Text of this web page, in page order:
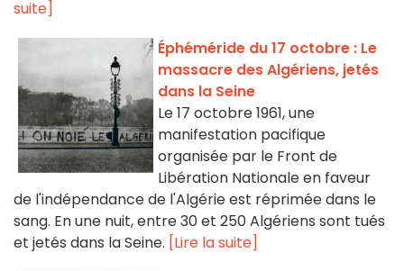
suite]
Éphéméride du 17 octobre : Le
massacre des Algériens, jetés
dans la Seine
Le 17 octobre 1961, une
manifestation pacifique
organisée par le Front de
Libération Nationale en faveur
de l'indépendance de l'Algérie est réprimée dans le
sang. En une nuit, entre 30 et 250 Algériens sont tués
et jetés dans la Seine. [Lire la suite]